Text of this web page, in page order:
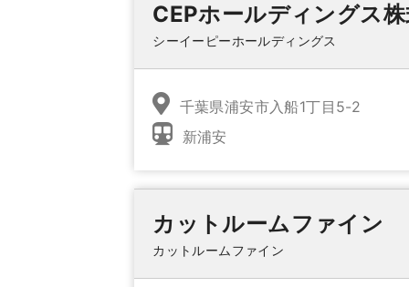
CEPホールディングス
シーイーピーホールディングス
千葉県浦安市入船1丁目5-2
新浦安
カットルームファイン
カットルームファイン